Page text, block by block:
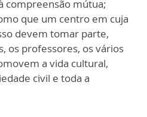
compreensão mútua;
que um centro em cuja
devem tomar parte,
os professores, os vários
a vida cultural,
civil e toda a